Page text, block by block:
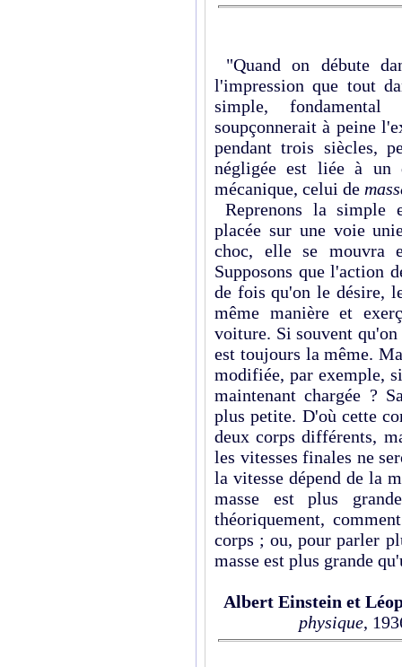
"Quand on débute
l'impression que tout
simple,
soupçonnerait à peine
pendant trois siècles,
négligée est liée à un
mécanique, celui de
Reprenons la simple
placée sur une voie
choc, elle se mouvra
Supposons que l'action
de fois qu'on le désire,
même manière et
voiture. Si souvent
est toujours la même.
modifiée, par exemple,
maintenant chargée ?
plus petite. D'où cette
deux corps différents,
les vitesses finales ne
la vitesse dépend de la
masse est plus
théoriquement,
corps ; ou, pour parler
masse est plus grande
Albert Einstein et
physique,